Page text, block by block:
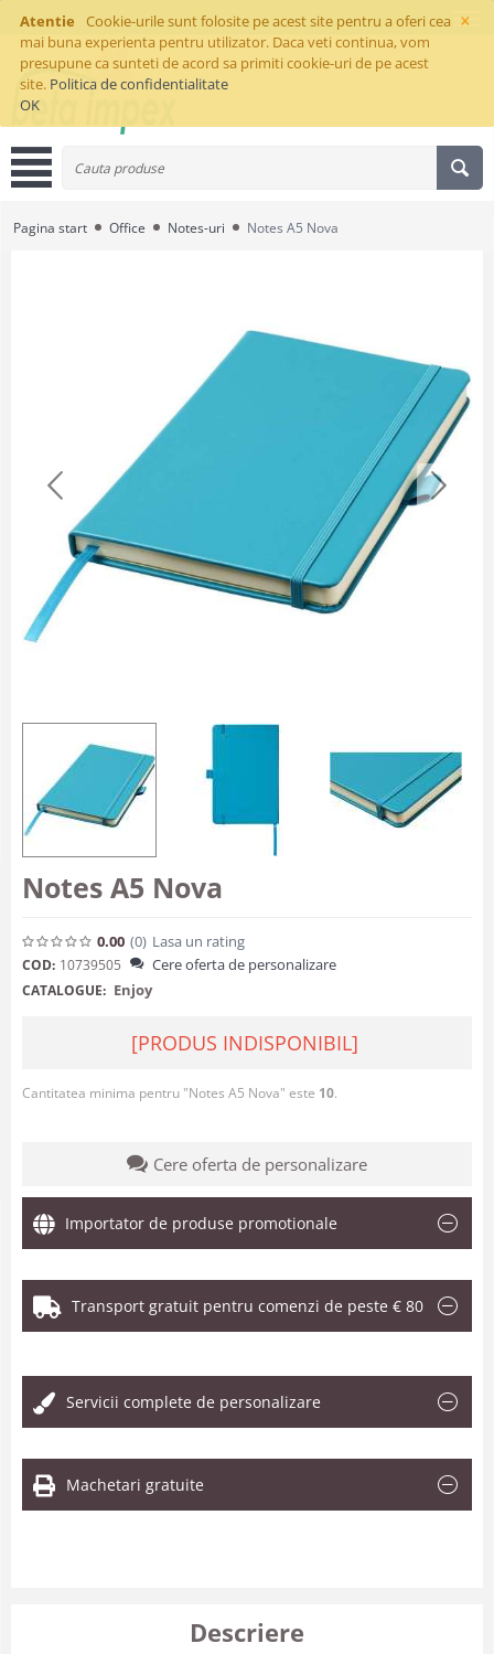
×
Atentie
Cookie-urile sunt folosite pe acest site pentru a oferi cea
mai buna experienta pentru utilizator. Daca veti continua, vom
presupune ca sunteti de acord sa primiti cookie-uri de pe acest
site. Politica de confidentialitate
OK
Pagina start Office Notes-uri Notes A5 Nova
Notes A5 Nova
0.00 (0) Lasa un rating
COD: 10739505 Cere oferta de personalizare
CATALOGUE: Enjoy
[PRODUS INDISPONIBIL]
Cantitatea minima pentru "Notes A5 Nova" este 10.
Cere oferta de personalizare
Importator de produse promotionale
Transport gratuit pentru comenzi de peste € 80
Servicii complete de personalizare
Machetari gratuite
Descriere